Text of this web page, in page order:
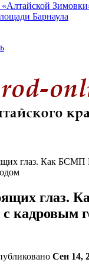
Барнаула
глаз. Как БСМП
глаз.
с кадровым
Сен 14,